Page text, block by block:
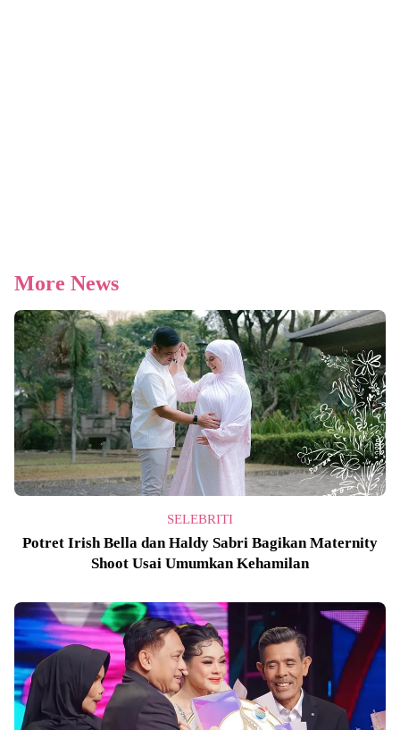
More News
SELEBRITI
Potret Irish Bella dan Haldy Sabri Bagikan Maternity
Shoot Usai Umumkan Kehamilan